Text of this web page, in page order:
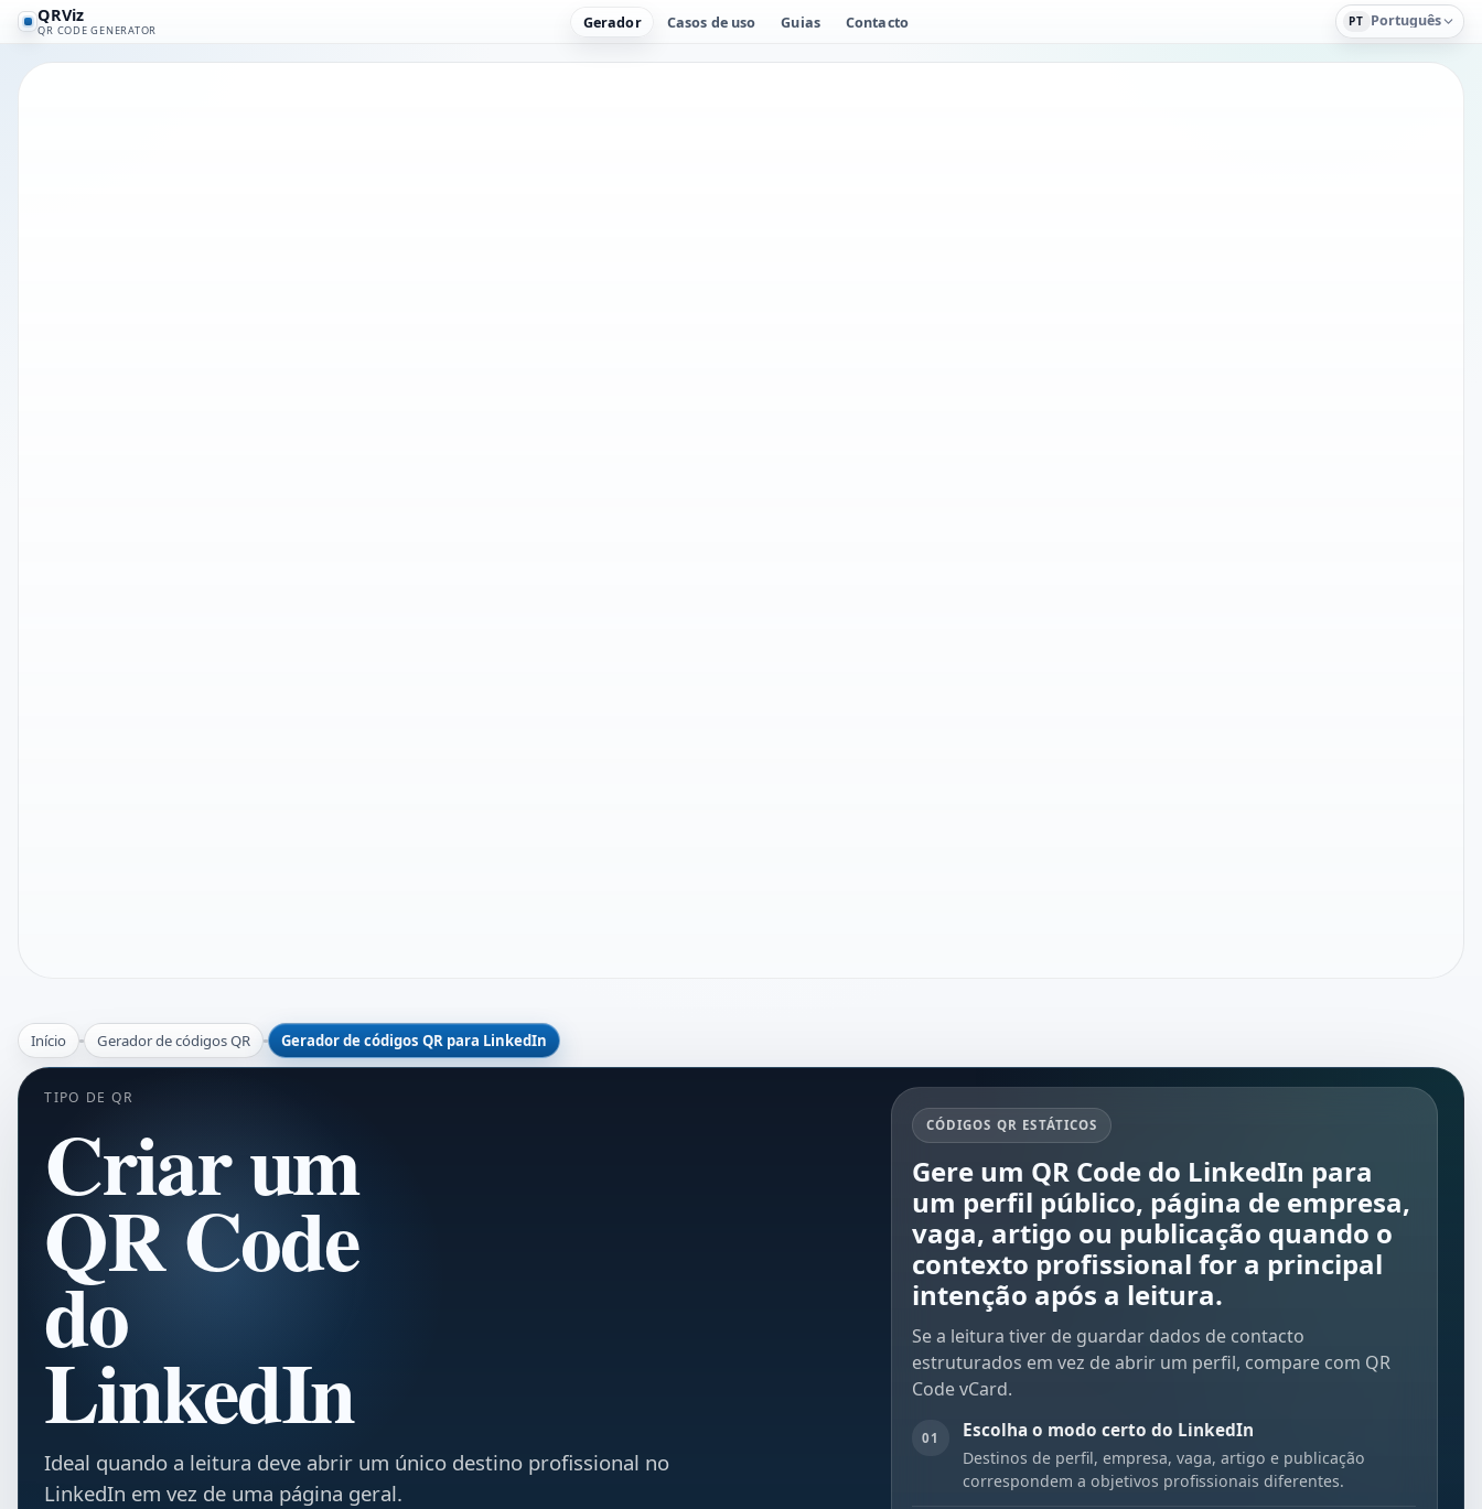
QRViz
QR CODE GENERATOR Gerador Casos de uso Guias Contacto PT Português
Início Gerador de códigos QR Gerador de códigos QR para LinkedIn
TIPO DE QR
Criar um
QR Code
do
LinkedIn
Ideal quando a leitura deve abrir um único destino profissional no
LinkedIn em vez de uma página geral.
CÓDIGOS QR ESTÁTICOS
Gere um QR Code do LinkedIn para
um perfil público, página de empresa,
vaga, artigo ou publicação quando o
contexto profissional for a principal
intenção após a leitura.
Se a leitura tiver de guardar dados de contacto
estruturados em vez de abrir um perfil, compare com QR
Code vCard.
01 Escolha o modo certo do LinkedIn
Destinos de perfil, empresa, vaga, artigo e publicação
correspondem a objetivos profissionais diferentes.